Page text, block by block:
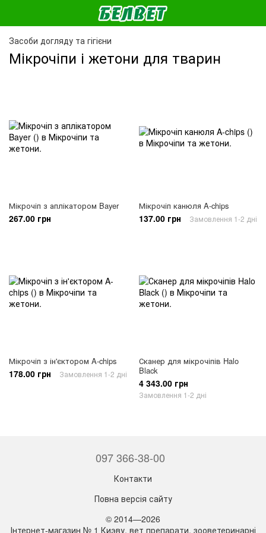
Засоби догляду та гігієни
Мікрочіпи і жетони для тварин
Мікрочіп з аплікатором Bayer
267.00 грн
Мікрочіп канюля A-chips
137.00 грн Замовлення 1-2 дні
Мікрочіп з ін'єктором A-chips
178.00 грн Замовлення 1-2 дні
Сканер для мікрочіпів Halo
Black
4 343.00 грн
Замовлення 1-2 дні
097 366-38-00
Контакти
Повна версія сайту
© 2014—2026
Інтернет-магазин № 1 Киэву, вет препарати, зооветеринарні